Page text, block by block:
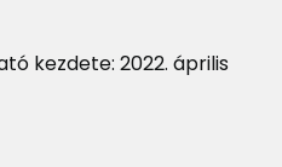
kezdete: 2022. április